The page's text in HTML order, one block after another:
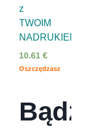
z
TWOIM
NADRUKIEM
10.61 €
Oszczędzasz
Bądź